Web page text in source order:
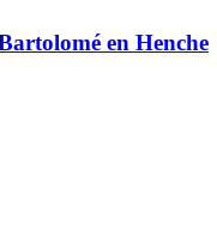
en Henche